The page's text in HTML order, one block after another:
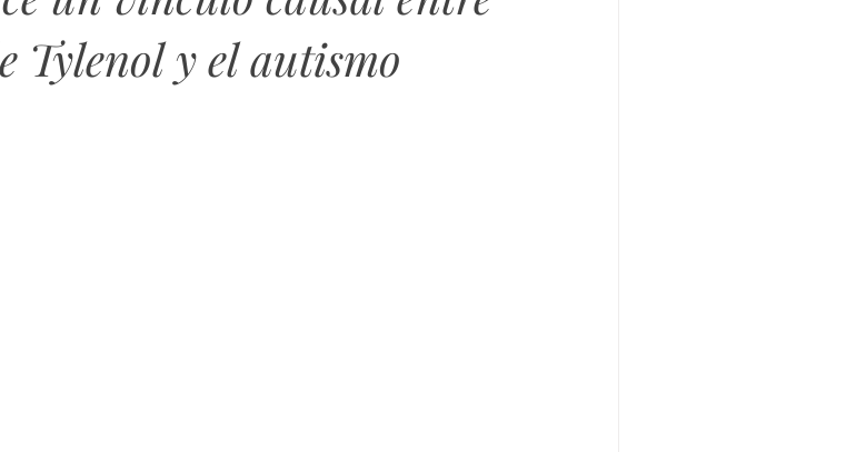
Tylenol y el autismo